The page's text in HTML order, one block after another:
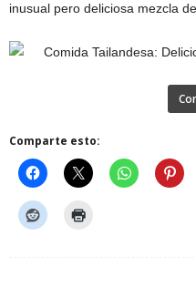
inusual pero deliciosa mezcla
Comparte esto: